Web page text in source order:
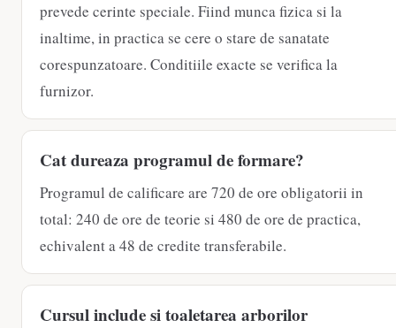
prevede cerinte speciale. Fiind munca fizica si la
inaltime, in practica se cere o stare de sanatate
corespunzatoare. Conditiile exacte se verifica la
furnizor.
Cat dureaza programul de formare?
Programul de calificare are 720 de ore obligatorii in
total: 240 de ore de teorie si 480 de ore de practica,
echivalent a 48 de credite transferabile.
Cursul include si toaletarea arborilor